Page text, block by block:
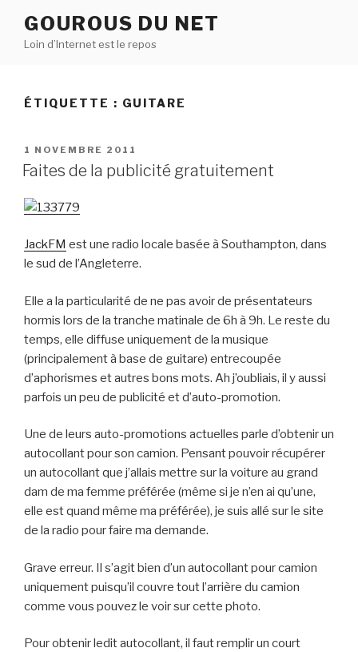
contenu
GOUROUS DU NET
Loin d’Internet est le repos
ÉTIQUETTE : GUITARE
PUBLIÉ
LE
1 NOVEMBRE 2011
Faites de la publicité gratuitement
JackFM est une radio locale basée à Southampton, dans
le sud de l’Angleterre.
Elle a la particularité de ne pas avoir de présentateurs
hormis lors de la tranche matinale de 6h à 9h. Le reste du
temps, elle diffuse uniquement de la musique
(principalement à base de guitare) entrecoupée
d’aphorismes et autres bons mots. Ah j’oubliais, il y aussi
parfois un peu de publicité et d’auto-promotion.
Une de leurs auto-promotions actuelles parle d’obtenir un
autocollant pour son camion. Pensant pouvoir récupérer
un autocollant que j’allais mettre sur la voiture au grand
dam de ma femme préférée (même si je n’en ai qu’une,
elle est quand même ma préférée), je suis allé sur le site
de la radio pour faire ma demande.
Grave erreur. Il s’agit bien d’un autocollant pour camion
uniquement puisqu’il couvre tout l’arrière du camion
comme vous pouvez le voir sur cette photo.
Pour obtenir ledit autocollant, il faut remplir un court